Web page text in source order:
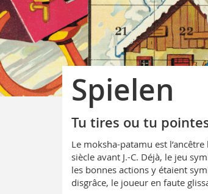
Spielen
Tu tires ou tu
Le moksha-patamu est
siècle avant J.-C. Déjà, le jeu
les bonnes actions y étaient
disgrâce, le joueur en faute